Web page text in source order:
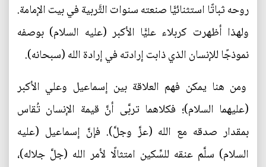
روحه ثباتًا استثنائيًّا صنعته سنوات التَّربية في بيت الإمامة.
ولهذا أظهرت كربلاء عليًّا الأكبر (عليه السلام) بوصفه
نموذجًا للإنسان الذي ذابت إرادته في إرادة الله (سبحانه).
ومن هنا يمكن فهم العلاقة بين إسماعيل وعلي الأكبر
(عليهما السلام)؛ فكلاهما تربَّى أنَّ قيمة الإنسان تُقاس
بمقدار صدقه مع الله (عزَّ وجلَّ). فإنَّ إسماعيل (عليه
السلام) سلَّم عنقه للسِّكين امتثالًا لأمر الله (جلَّ جلاله)،